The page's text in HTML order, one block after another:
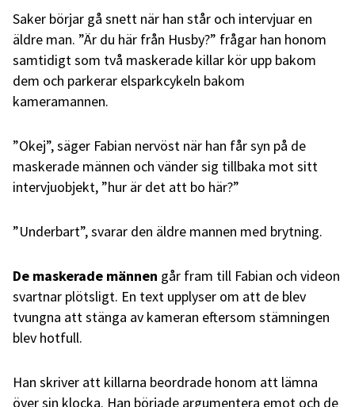
Saker börjar gå snett när han står och intervjuar en
äldre man. ”Är du här från Husby?” frågar han honom
samtidigt som två maskerade killar kör upp bakom
dem och parkerar elsparkcykeln bakom
kameramannen.
”Okej”, säger Fabian nervöst när han får syn på de
maskerade männen och vänder sig tillbaka mot sitt
intervjuobjekt, ”hur är det att bo här?”
”Underbart”, svarar den äldre mannen med brytning.
De maskerade männen går fram till Fabian och videon
svartnar plötsligt. En text upplyser om att de blev
tvungna att stänga av kameran eftersom stämningen
blev hotfull.
Han skriver att killarna beordrade honom att lämna
över sin klocka. Han började argumentera emot och de